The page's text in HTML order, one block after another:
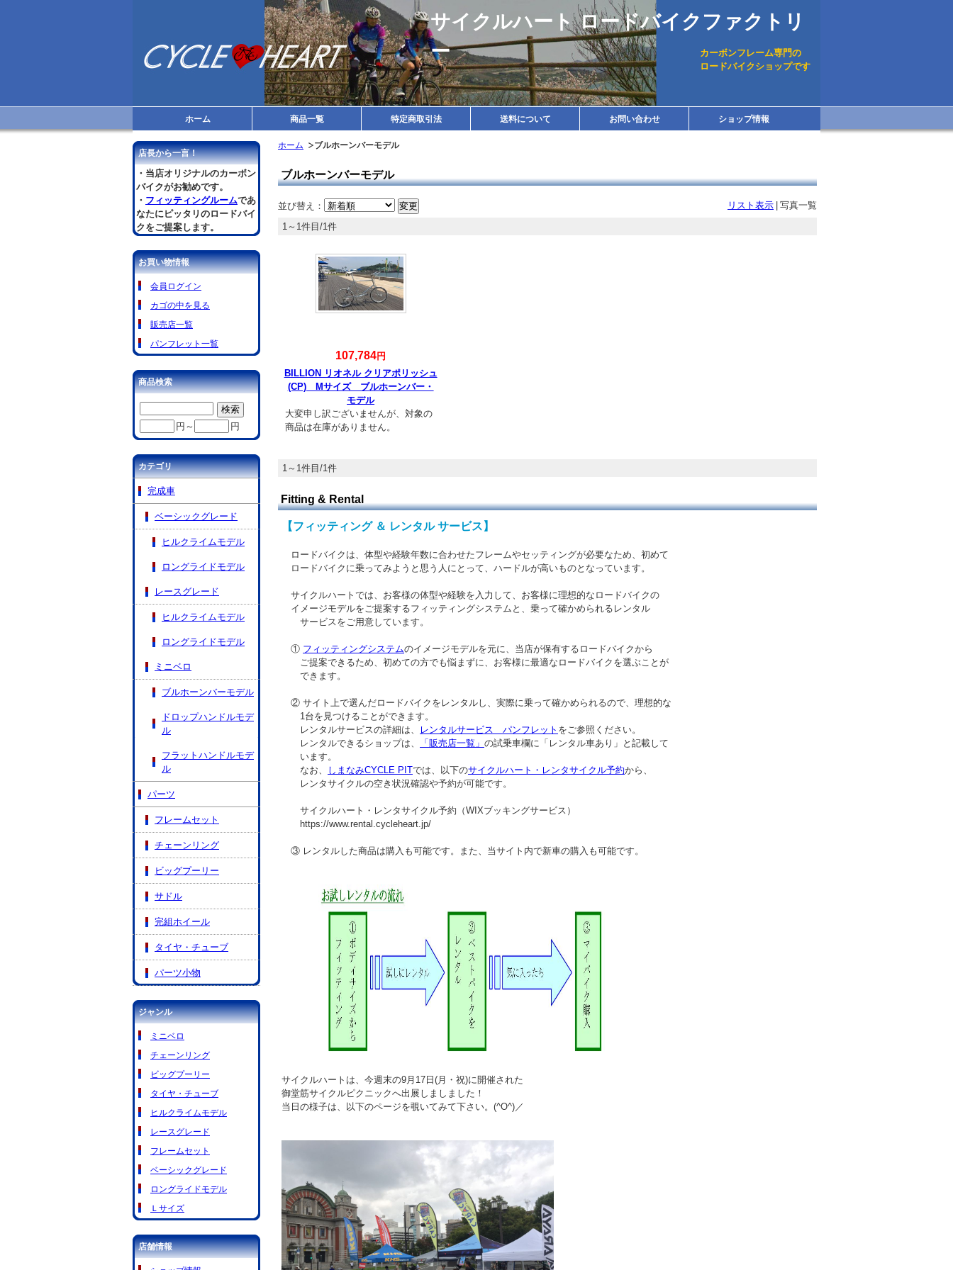
サイクルハート ロードバイクファクトリ
ー
カーボンフレーム専門の
ロードバイクショップです
ホーム 商品一覧 特定商取引法 送料について お問い合わせ ショップ情報
ホーム ブルホーンバーモデル
ブルホーンバーモデル
リスト表示 写真一覧
並び替え：
1～1件目/1件
107,784円
BILLION リオネル クリアポリッシュ
(CP) Mサイズ ブルホーンバー・
モデル
大変申し訳ございませんが、対象の
商品は在庫がありません。
1～1件目/1件
Fitting & Rental
【フィッティング ＆ レンタル サービス】
ロードバイクは、体型や経験年数に合わせたフレームやセッティングが必要なため、初めて
ロードバイクに乗ってみようと思う人にとって、ハードルが高いものとなっています。
サイクルハートでは、お客様の体型や経験を入力して、お客様に理想的なロードバイクの
イメージモデルをご提案するフィッティングシステムと、乗って確かめられるレンタル
サービスをご用意しています。
① フィッティングシステムのイメージモデルを元に、当店が保有するロードバイクから
ご提案できるため、初めての方でも悩まずに、お客様に最適なロードバイクを選ぶことが
できます。
② サイト上で選んだロードバイクをレンタルし、実際に乗って確かめられるので、理想的な
1台を見つけることができます。
レンタルサービスの詳細は、
レンタルサービス パンフレット をご参照ください。
レンタルできるショップは、
「販売店一覧」 の試乗車欄に「レンタル車あり」と記載して
います。
なお、
しまなみCYCLE PITでは、以下のサイクルハート・レンタサイクル予約から、
レンタサイクルの空き状況確認や予約が可能です。
サイクルハート・レンタサイクル予約（WIXブッキングサービス）
https://www.rental.cycleheart.jp/
③ レンタルした商品は購入も可能です。また、当サイト内で新車の購入も可能です。
サイクルハートは、今週末の9月17日(月・祝)に開催された
御堂筋サイクルピクニックへ出展しましました！
当日の様子は、以下のページを覗いてみて下さい。(^O^)／
店長から一言！
・当店オリジナルのカーボン
バイクがお勧めです。
・ フィッティングルームであ
なたにピッタリのロードバイ
クをご提案します。
お買い物情報
会員ログイン
カゴの中を見る
販売店一覧
パンフレット一覧
商品検索
円～ 円
カテゴリ
完成車
ベーシックグレード
ヒルクライムモデル
ロングライドモデル
レースグレード
ヒルクライムモデル
ロングライドモデル
ミニベロ
ブルホーンバーモデル
ドロップハンドルモデ
ル
フラットハンドルモデ
ル
パーツ
フレームセット
チェーンリング
ビッグプーリー
サドル
完組ホイール
タイヤ・チューブ
パーツ小物
ジャンル
ミニベロ
チェーンリング
ビッグプーリー
タイヤ・チューブ
ヒルクライムモデル
レースグレード
フレームセット
ベーシックグレード
ロングライドモデル
Ｌサイズ
店舗情報